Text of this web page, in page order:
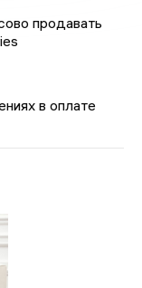
продавать
в оплате